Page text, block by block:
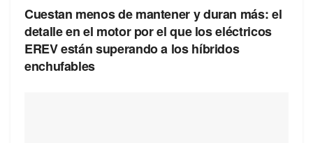
Cuestan menos de mantener y duran más: el
detalle en el motor por el que los eléctricos
EREV están superando a los híbridos
enchufables